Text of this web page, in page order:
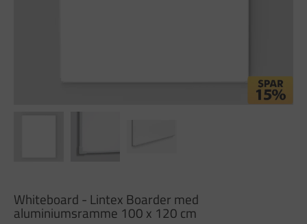
Whiteboard - Lintex Boarder med
aluminiumsramme 100 x 120 cm